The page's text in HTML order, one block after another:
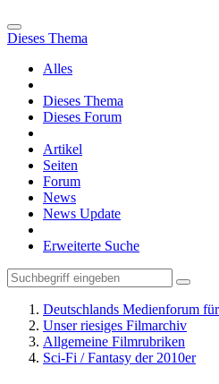
Dieses Thema
Alles
Dieses Thema
Dieses Forum
Artikel
Seiten
Forum
News
News Update
Erweiterte Suche
Deutschlands Medienforum
Unser riesiges Filmarchiv
Allgemeine Filmrubriken
Sci-Fi / Fantasy der 2010er